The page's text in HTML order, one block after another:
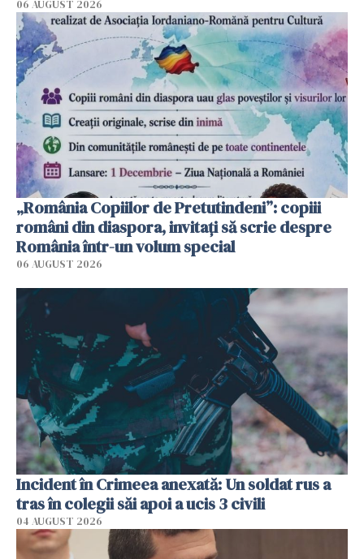
06 AUGUST 2026
„România Copiilor de Pretutindeni”: copiii
români din diaspora, invitați să scrie despre
România într-un volum special
06 AUGUST 2026
Incident în Crimeea anexată: Un soldat rus a
tras în colegii săi apoi a ucis 3 civili
04 AUGUST 2026